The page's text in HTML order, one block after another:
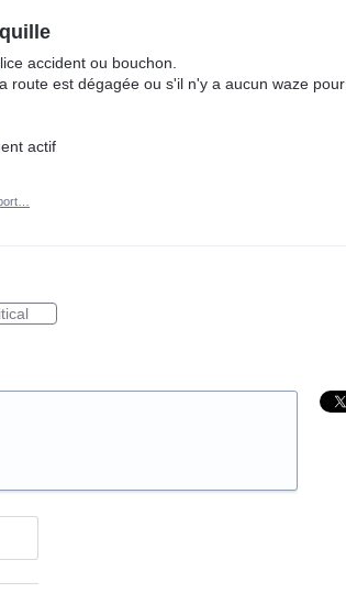
accident ou bouchon.
route est dégagée ou s'il n'y a aucun waze pour
actif